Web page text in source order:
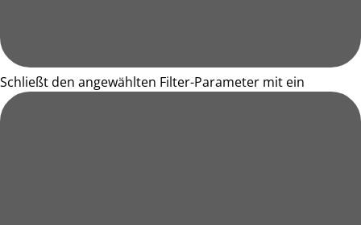
Schließt den angewählten Filter-Parameter mit ein